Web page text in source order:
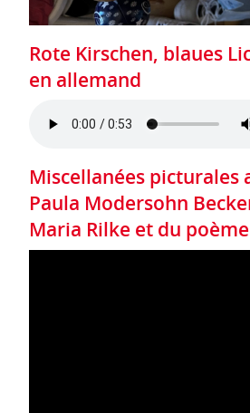
Rote Kirschen, blaues
en allemand
Miscellanées picturales
Paula Modersohn
Maria Rilke et du